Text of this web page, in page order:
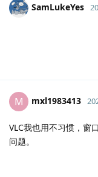
SamLukeYes
M mxl1983413
VLC我也用不习惯，窗
问题。